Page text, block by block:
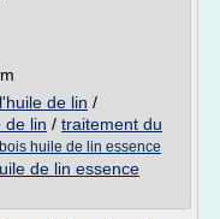
de lin /
de lin / traitement du
huile de lin essence
de lin essence